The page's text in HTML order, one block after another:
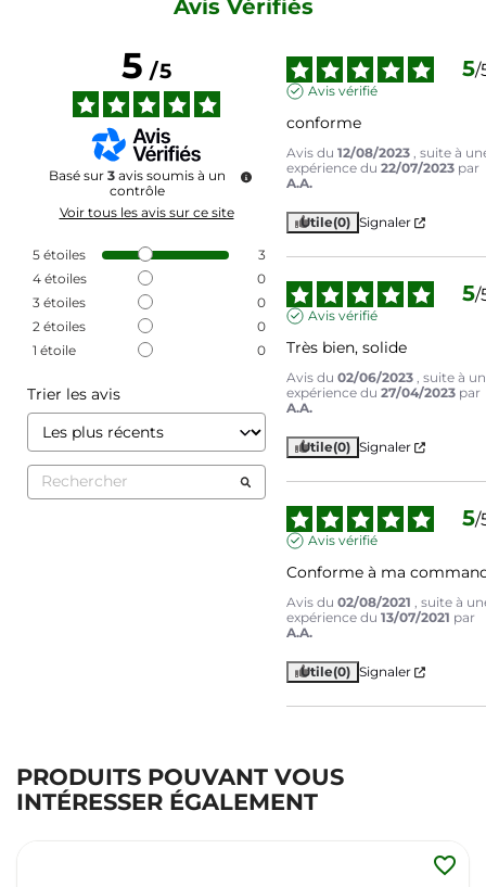
Avis Vérifiés
5/5
Basé sur 3 avis soumis à un
contrôle
Voir tous les avis sur ce site
5 étoiles
3
4 étoiles
0
3 étoiles
0
2 étoiles
0
1 étoile 0
Trier les avis
5/
Avis vérifié
conforme
Avis du12/08/2023 , suite à
expérience du22/07/2023 par
A.A.
Utile(0) Signaler
5/
Avis vérifié
Très bien, solide
Avis du02/06/2023 , suite à
expérience du27/04/2023 par
A.A.
Utile(0) Signaler
5/
Avis vérifié
Conforme à ma
Avis du02/08/2021 , suite à
expérience du13/07/2021 par
A.A.
Utile(0) Signaler
PRODUITS POUVANT VOUS
INTÉRESSER ÉGALEMENT
favorite_border